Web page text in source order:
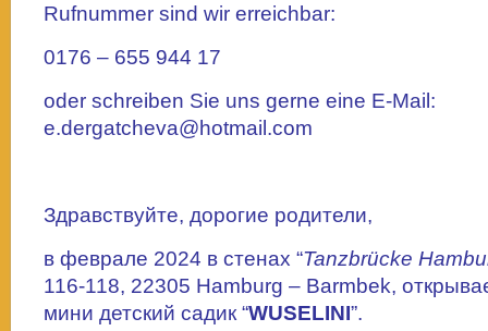
Rufnummer sind wir erreichbar:
0176 – 655 944 17
oder schreiben Sie uns gerne eine E-Mail:
e.dergatcheva@hotmail.com
Здравствуйте, дорогие родители,
в феврале 2024 в стенах “Tanzbrücke
116-118, 22305 Hamburg – Barmbek,
мини детский садик “WUSELINI”.